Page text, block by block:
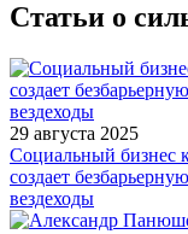
Статьи о
29 августа 2025
Социальный бизнес
создает
вездеходы